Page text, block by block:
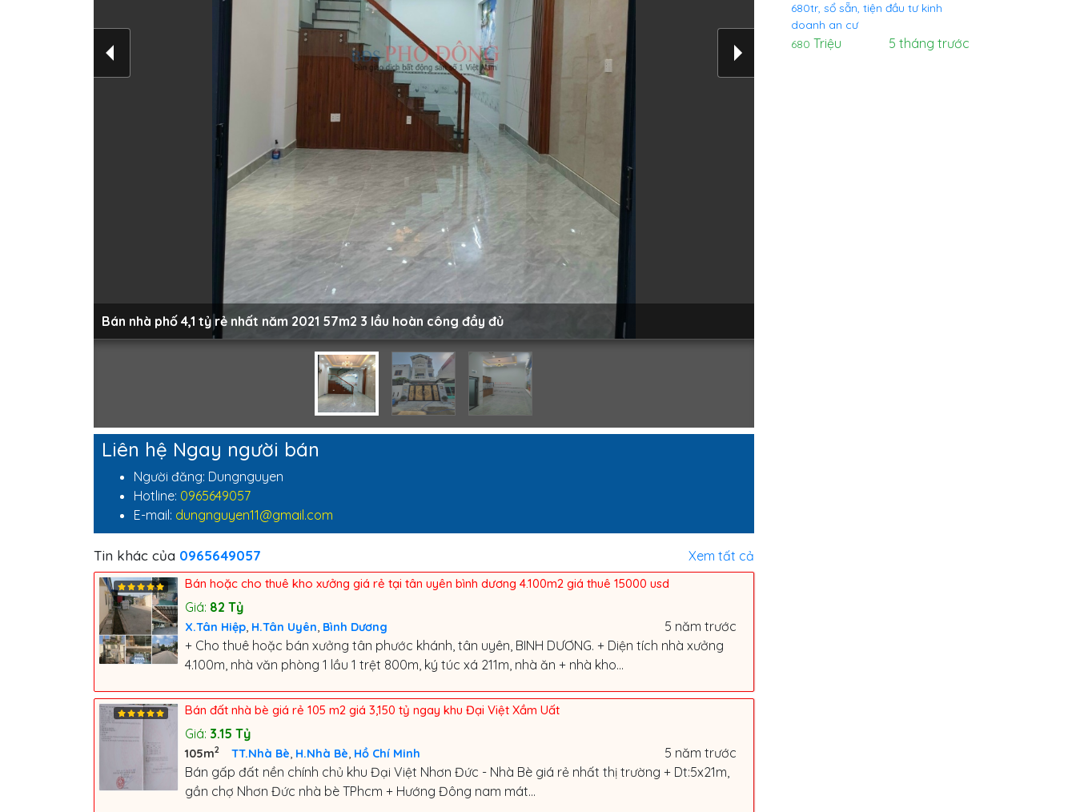
Bán nhà phố 4,1 tỷ rẻ nhất năm 2021 57m2 3 lầu hoàn công đầy đủ
Liên hệ Ngay người bán
Người đăng: Dungnguyen
Hotline: 0965649057
E-mail: dungnguyen11@gmail.com
Tin khác của 0965649057 Xem tất cả
Bán hoặc cho thuê kho xưởng giá rẻ tại tân uyên bình dương 4.100m2 giá thuê 15000 usd
Giá: 82 Tỷ
X.Tân Hiệp H.Tân Uyên Bình Dương
5 năm trước
+ Cho thuê hoặc bán xưởng tân phước khánh, tân uyên, BINH DƯƠNG. + Diện tích nhà xưởng
4.100m, nhà văn phòng 1 lầu 1 trệt 800m, ký túc xá 211m, nhà ăn + nhà kho...
Bán đất nhà bè giá rẻ 105 m2 giá 3,150 tỷ ngay khu Đại Việt Xầm Uất
Giá: 3.15 Tỷ
105m2 TT.Nhà Bè H.Nhà Bè Hồ Chí Minh
5 năm trước
Bán gấp đất nền chính chủ khu Đại Việt Nhơn Đức - Nhà Bè giá rẻ nhất thị trường + Dt:5x21m,
gần chợ Nhơn Đức nhà bè TPhcm + Hướng Đông nam mát...
680tr, sổ sẵn, tiện đầu tư kinh
doanh an cư
680 Triệu 5 tháng trước